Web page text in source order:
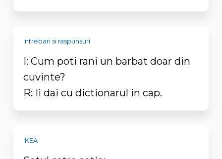
Intrebari si raspunsuri
I: Cum poti rani un barbat doar din
cuvinte?
R: Ii dai cu dictionarul in cap.
IKEA